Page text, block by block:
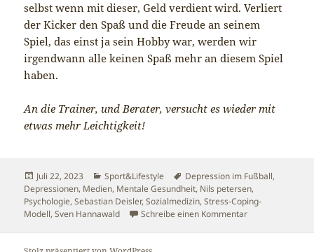
selbst wenn mit dieser, Geld verdient wird. Verliert
der Kicker den Spaß und die Freude an seinem
Spiel, das einst ja sein Hobby war, werden wir
irgendwann alle keinen Spaß mehr an diesem Spiel
haben.
An die Trainer, und Berater, versucht es wieder mit
etwas mehr Leichtigkeit!
Veröffentlicht
am
Juli 22, 2023 Kategorien
Sport&Lifestyle Schlagwörter
Depression im Fußball,
Depressionen, Medien, Mentale Gesundheit, Nils petersen,
Psychologie,Sebastian Deisler,Sozialmedizin,Stress-Coping-
Modell,Sven Hannawald Schreibe einen Kommentarzu Der Fußball